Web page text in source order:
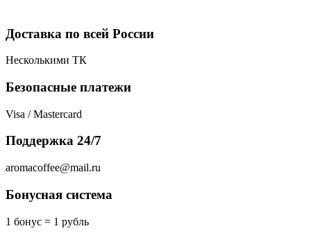
Доставка по всей России
Несколькими ТК
Безопасные платежи
Visa / Mastercard
Поддержка 24/7
aromacoffee@mail.ru
Бонусная система
1 бонус = 1 рубль